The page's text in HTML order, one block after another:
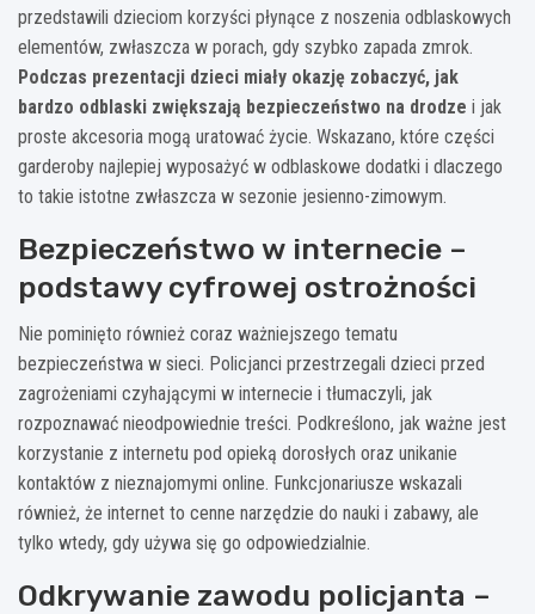
przedstawili dzieciom korzyści płynące z noszenia odblaskowych
elementów, zwłaszcza w porach, gdy szybko zapada zmrok.
Podczas prezentacji dzieci miały okazję zobaczyć, jak
bardzo odblaski zwiększają bezpieczeństwo na drodze i jak
proste akcesoria mogą uratować życie. Wskazano, które części
garderoby najlepiej wyposażyć w odblaskowe dodatki i dlaczego
to takie istotne zwłaszcza w sezonie jesienno-zimowym.
Bezpieczeństwo w internecie –
podstawy cyfrowej ostrożności
Nie pominięto również coraz ważniejszego tematu
bezpieczeństwa w sieci. Policjanci przestrzegali dzieci przed
zagrożeniami czyhającymi w internecie i tłumaczyli, jak
rozpoznawać nieodpowiednie treści. Podkreślono, jak ważne jest
korzystanie z internetu pod opieką dorosłych oraz unikanie
kontaktów z nieznajomymi online. Funkcjonariusze wskazali
również, że internet to cenne narzędzie do nauki i zabawy, ale
tylko wtedy, gdy używa się go odpowiedzialnie.
Odkrywanie zawodu policjanta –